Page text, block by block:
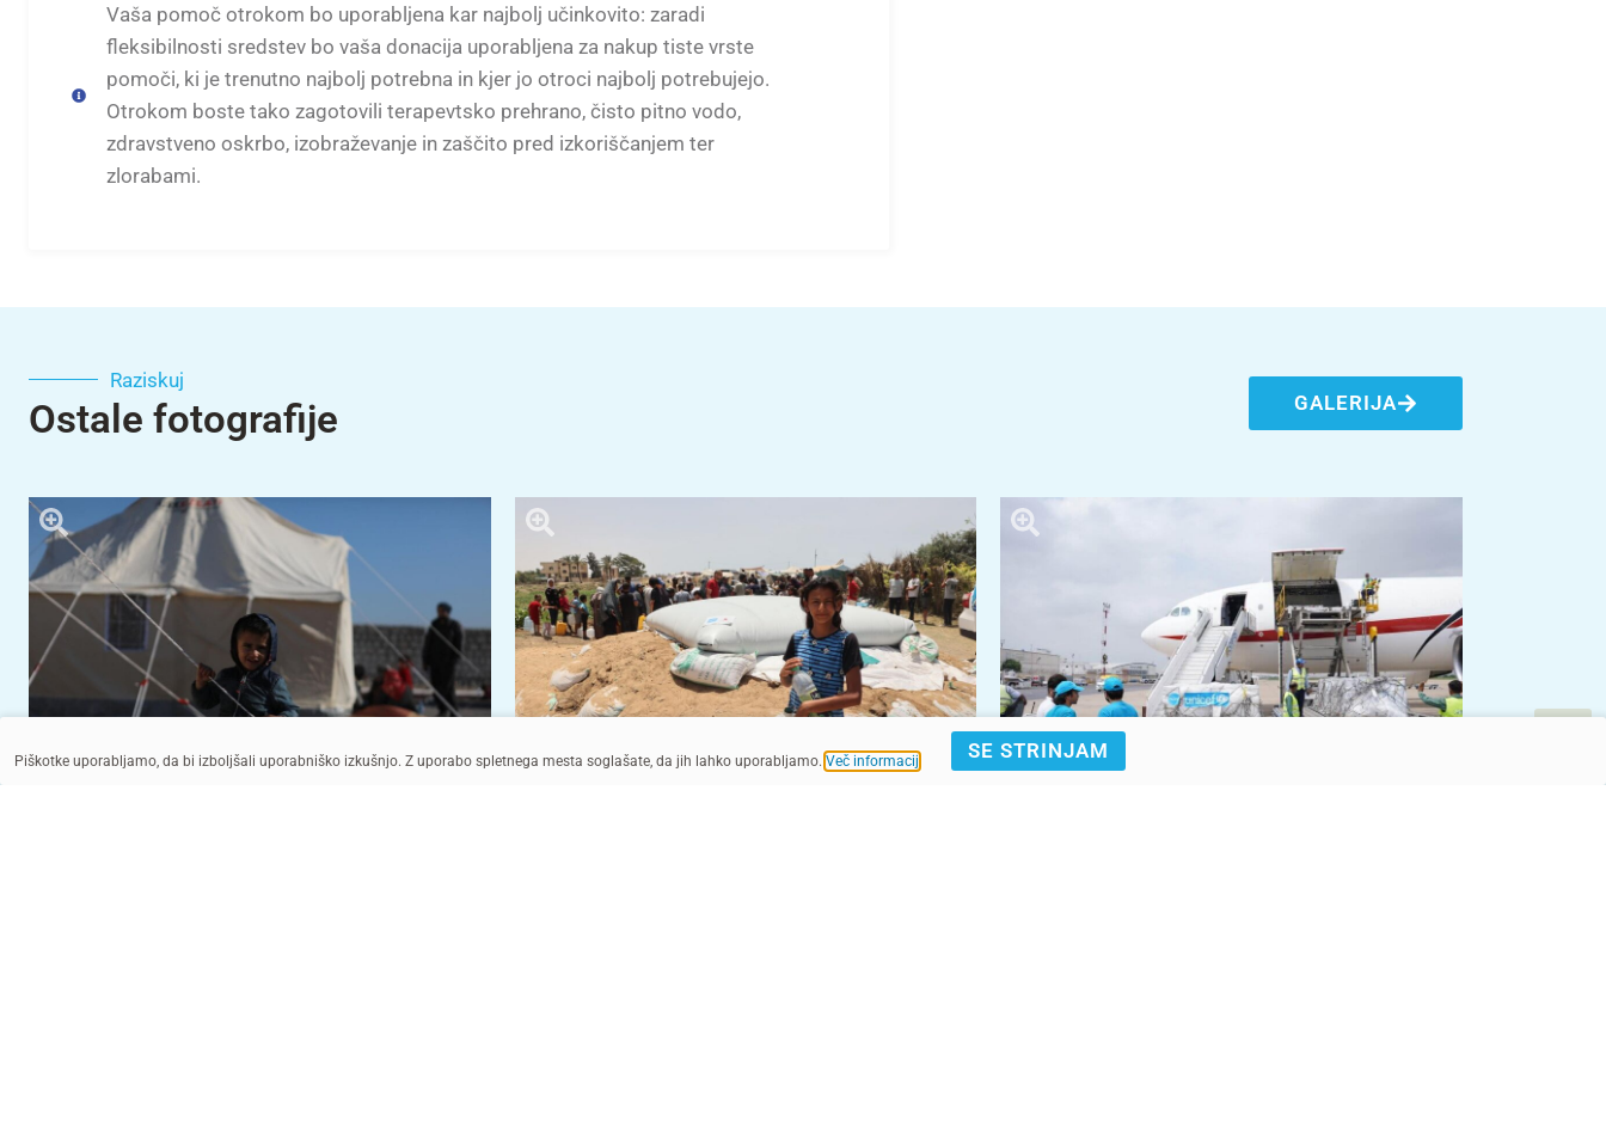
Vaša pomoč otrokom bo uporabljena kar najbolj učinkovito: zaradi
fleksibilnosti sredstev bo vaša donacija uporabljena za nakup tiste vrste
pomoči, ki je trenutno najbolj potrebna in kjer jo otroci najbolj potrebujejo.
Otrokom boste tako zagotovili terapevtsko prehrano, čisto pitno vodo,
zdravstveno oskrbo, izobraževanje in zaščito pred izkoriščanjem ter
zlorabami.
Raziskuj
Ostale fotografije GALERIJA
Piškotke uporabljamo, da bi izboljšali uporabniško izkušnjo. Z uporabo spletnega mesta soglašate, da jih lahko uporabljamo. Več informacij SE STRINJAM